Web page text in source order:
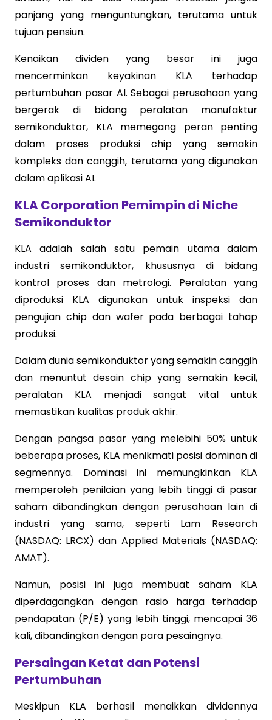
panjang yang menguntungkan, terutama untuk
tujuan pensiun.
Kenaikan dividen yang besar ini juga
mencerminkan keyakinan KLA terhadap
pertumbuhan pasar AI. Sebagai perusahaan yang
bergerak di bidang peralatan manufaktur
semikonduktor, KLA memegang peran penting
dalam proses produksi chip yang semakin
kompleks dan canggih, terutama yang digunakan
dalam aplikasi AI.
KLA Corporation Pemimpin di Niche
Semikonduktor
KLA adalah salah satu pemain utama dalam
industri semikonduktor, khususnya di bidang
kontrol proses dan metrologi. Peralatan yang
diproduksi KLA digunakan untuk inspeksi dan
pengujian chip dan wafer pada berbagai tahap
produksi.
Dalam dunia semikonduktor yang semakin canggih
dan menuntut desain chip yang semakin kecil,
peralatan KLA menjadi sangat vital untuk
memastikan kualitas produk akhir.
Dengan pangsa pasar yang melebihi 50% untuk
beberapa proses, KLA menikmati posisi dominan di
segmennya. Dominasi ini memungkinkan KLA
memperoleh penilaian yang lebih tinggi di pasar
saham dibandingkan dengan perusahaan lain di
industri yang sama, seperti Lam Research
(NASDAQ: LRCX) dan Applied Materials (NASDAQ:
AMAT).
Namun, posisi ini juga membuat saham KLA
diperdagangkan dengan rasio harga terhadap
pendapatan (P/E) yang lebih tinggi, mencapai 36
kali, dibandingkan dengan para pesaingnya.
Persaingan Ketat dan Potensi
Pertumbuhan
Meskipun KLA berhasil menaikkan dividennya